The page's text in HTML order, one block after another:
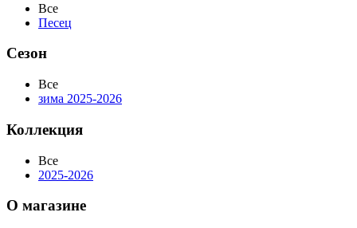
Все
Песец
Сезон
Все
зима 2025-2026
Коллекция
Все
2025-2026
О магазине